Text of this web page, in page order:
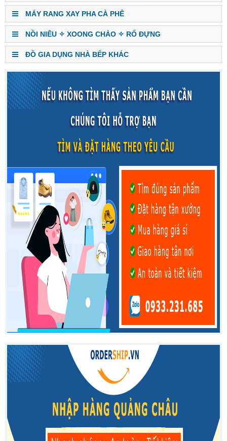
MÁY RANG XAY PHA CÀ PHÊ
NỒI NIÊU ✧ XOONG CHẢO ✧ RỔ ĐỰNG
ĐỒ GIA DỤNG NHÀ BẾP KHÁC